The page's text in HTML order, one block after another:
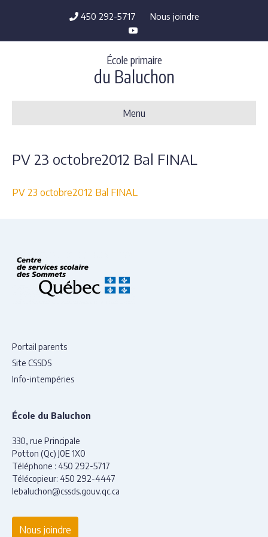
450 292-5717
Nous joindre
Y
o
u
u
e
École primaire
du Baluchon
Menu
PV 23 octobre2012 Bal FINAL
PV 23 octobre2012 Bal FINAL
Portail parents
Site CSSDS
Info-intempéries
École du Baluchon
330, rue Principale
Potton (Qc) J0E 1X0
Téléphone : 450 292-5717
Télécopieur: 450 292-4447
lebaluchon@cssds.gouv.qc.ca
Nous joindre